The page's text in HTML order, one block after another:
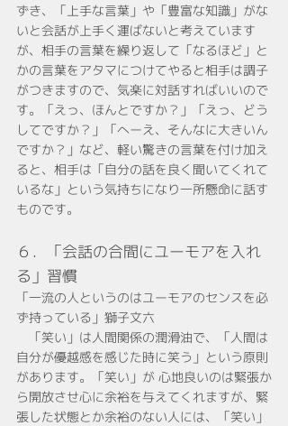
ずき、「上手な言葉」や「豊富な知識」がな
いと会話が上手く運ばないと考えています
が、相手の言葉を繰り返して「なるほど」と
かの言葉をアタマにつけてやると相手は調子
がつきますので、気楽に対話すればいいので
す。「えっ、ほんとですか？」「えっ、どう
してですか？」「へーえ、そんなに大きいん
ですか？」など、軽い驚きの言葉を付け加え
ると、相手は「自分の話を良く聞いてくれて
いるな」という気持ちになり一所懸命に話す
ものです。
６．「会話の合間にユーモアを入れ
る」習慣
「一流の人というのはユーモアのセンスを必
ず持っている」獅子文六
「笑い」は人間関係の潤滑油で、「人間は
自分が優越感を感じた時に笑う」という原則
があります。「笑い」が 心地良いのは緊張か
ら開放させ心に余裕を与えてくれますが、緊
張した状態とか余裕のない人には、「笑い」